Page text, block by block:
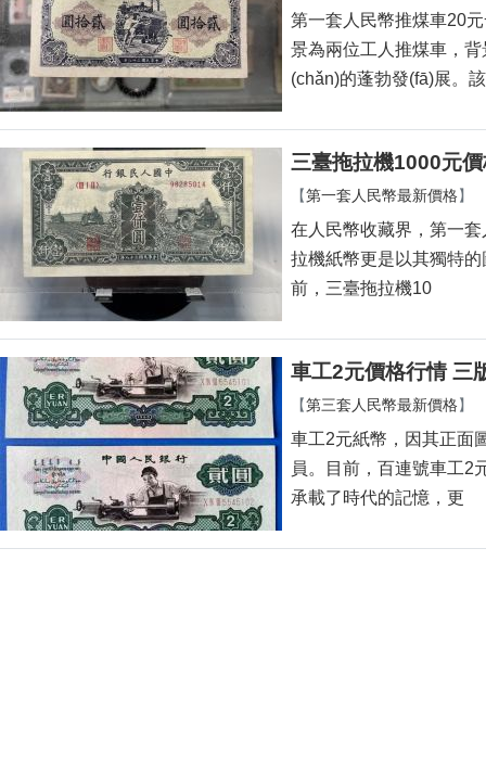
第一套人民幣推煤車20
景為兩位工人推煤車
(chǎn)的蓬勃發(fā)展
三臺拖拉機1000元
【第一套人民幣最新價格】
在人民幣收藏界，第一套
拉機紙幣更是以其獨特的
前，三臺拖拉機10
車工2元價格行情 三
【第三套人民幣最新價格】
車工2元紙幣，因其
員。目前，百連號車
承載了時代的記憶，更